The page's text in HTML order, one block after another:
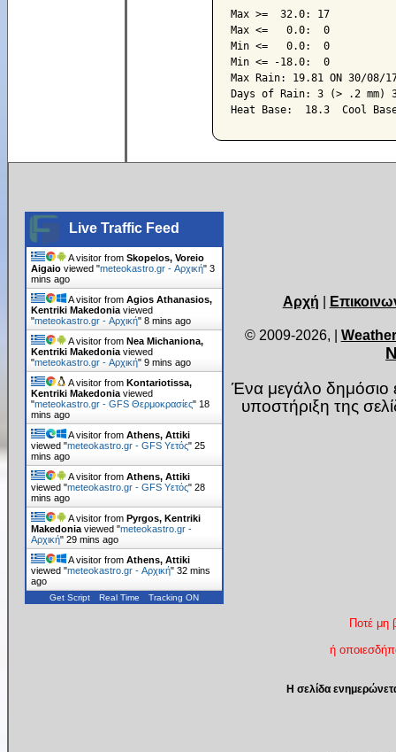
Max >=  32.0: 17
Max <=   0.0:  0
Min <=   0.0:  0
Min <= -18.0:  0
Max Rain: 19.81 ON 30/08/
Days of Rain: 3 (> .2 mm)
Live Traffic Feed
A visitor fromSkopelos, Voreio
Aigaio viewed "meteokastro.gr - Αρχική"3
mins ago
A visitor fromAgios Athanasios,
Kentriki Makedonia viewed
"meteokastro.gr - Αρχική"8 mins ago
A visitor fromNea Michaniona,
Kentriki Makedonia viewed
"meteokastro.gr - Αρχική"9 mins ago
A visitor fromKontariotissa,
Kentriki Makedonia viewed
"meteokastro.gr - GFS Θερμοκρασίες" 18
mins ago
A visitor fromAthens, Attiki
viewed "meteokastro.gr - GFS Υετός"25
mins ago
A visitor fromAthens, Attiki
viewed "meteokastro.gr - GFS Υετός"28
mins ago
A visitor fromPyrgos, Kentriki
Makedonia viewed "meteokastro.gr -
Αρχική"29 mins ago
A visitor fromAthens, Attiki
viewed "meteokastro.gr - Αρχική"32 mins
ago
Get Script Real Time Tracking ON
Αρχή |
© 2009-2026, |
Ένα μεγάλο δημόσιο
υποστήριξη της
Ποτέ μη
ή
Η σελίδα